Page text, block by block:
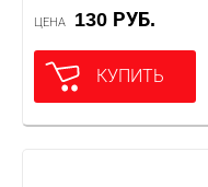
ЦЕНА 130 РУБ.
КУПИТЬ